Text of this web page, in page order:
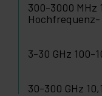
300-3000 MHz
Hochfrequenz-
3-30 GHz 100-
30-300 GHz